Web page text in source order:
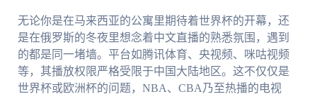
无论你是在马来西亚的公寓里期待着世界杯的开幕，还
是在俄罗斯的冬夜里想念着中文直播的熟悉氛围，遇到
的都是同一堵墙。平台如腾讯体育、央视频、咪咕视频
等，其播放权限严格受限于中国大陆地区。这不仅仅是
世界杯或欧洲杯的问题，NBA、CBA乃至热播的电视